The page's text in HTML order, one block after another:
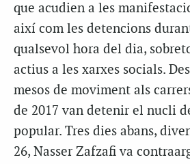
que acudien a les
així com les detencions
qualsevol hora del dia,
actius a les xarxes socials.
mesos de moviment als
de 2017 van detenir el nucli
popular. Tres dies abans,
26, Nasser Zafzafi va